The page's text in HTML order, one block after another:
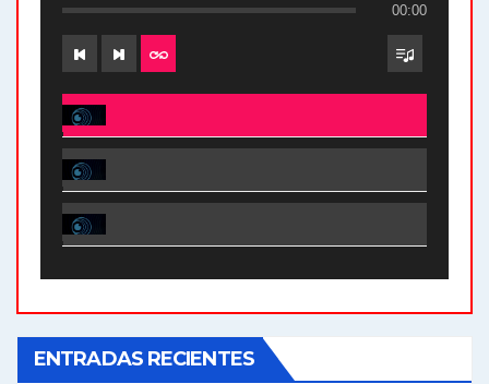
00:00
El Bucle News en Radio Gráfica. Bloque 2 . 28.04.24 - Jorge Gres
El Bucle News en Radio Gráfica. Bloque 1 . 28.04.24 - Jorge Gres
El Bucle News en Radio Gráfica. Bloque 2 . 21.04.24 - Jorge Gres
ENTRADAS RECIENTES